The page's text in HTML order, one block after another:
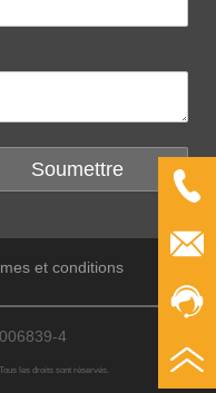
Soumettre
et conditions
4
les droits sont réservés.